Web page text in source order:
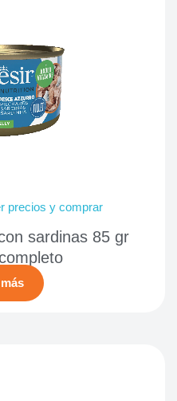
precios y comprar
sardinas 85 gr